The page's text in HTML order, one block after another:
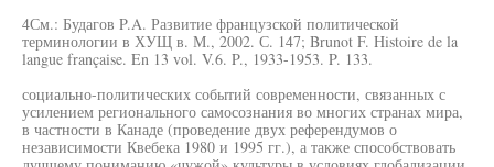
4См.: Будагов P.A. Развитие французской политической
терминологии в ХУЩ в. М., 2002. С. 147; Brunot F. Histoire de la
langue française. En 13 vol. V.6. P., 1933-1953. P. 133.
социально-политических событий современности, связанных с
усилением регионального самосознания во многих странах мира,
в частности в Канаде (проведение двух референдумов о
независимости Квебека 1980 и 1995 гг.), а также способствовать